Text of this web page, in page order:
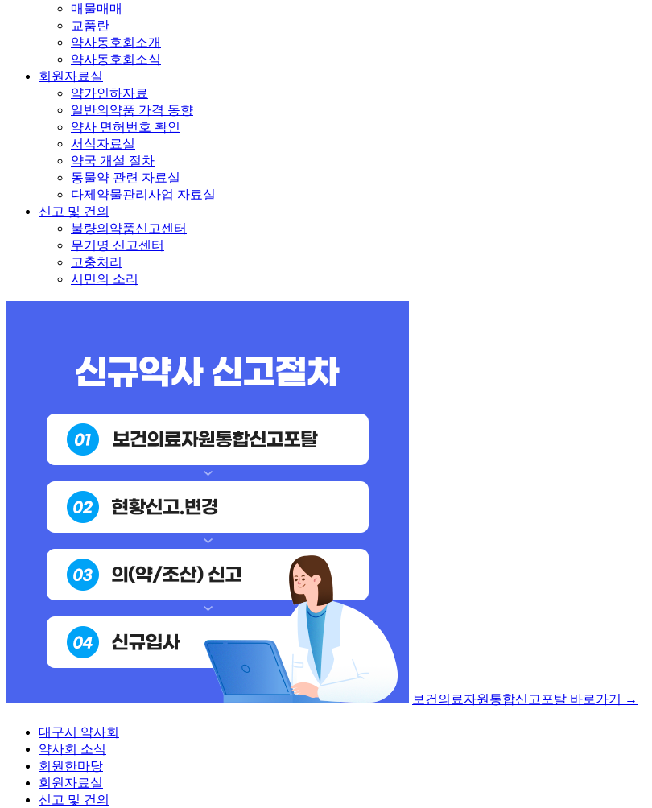
매물매매
교품란
약사동호회소개
약사동호회소식
회원자료실
약가인하자료
일반의약품 가격 동향
약사 면허번호 확인
서식자료실
약국 개설 절차
동물약 관련 자료실
다제약물관리사업 자료실
신고 및 건의
불량의약품신고센터
무기명 신고센터
고충처리
시민의 소리
보건의료자원통합신고포탈 바로가기 →
대구시 약사회
약사회 소식
회원한마당
회원자료실
신고 및 건의